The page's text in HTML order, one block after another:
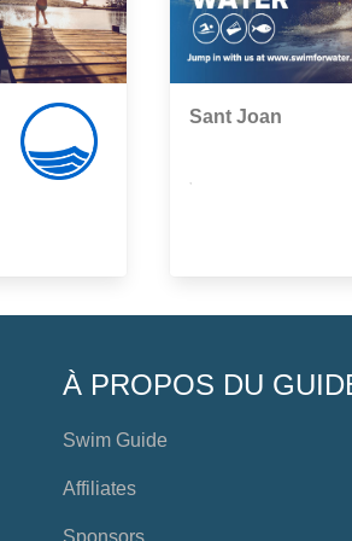
Sant Joan
À PROPOS DU
Swim Guide
Affiliates
Sponsors